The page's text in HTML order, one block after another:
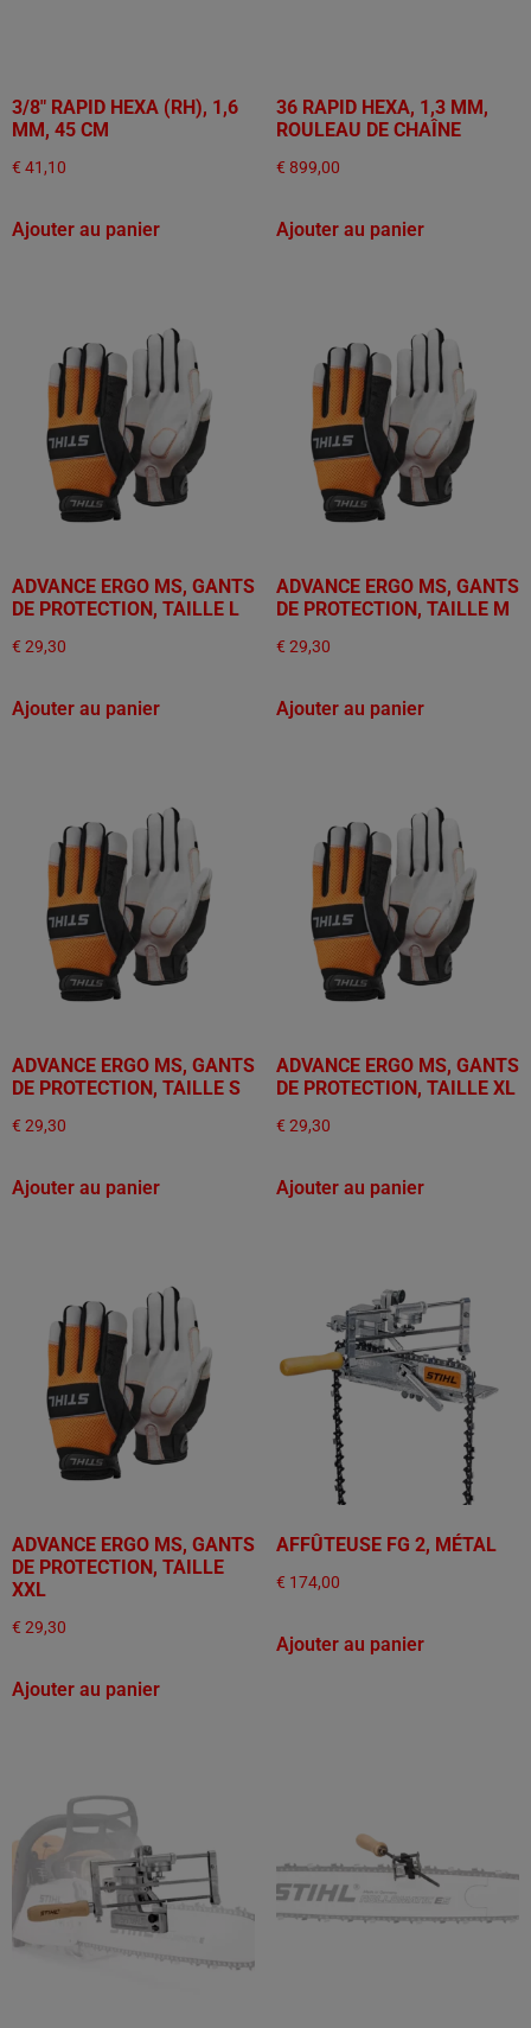
3/8" RAPID HEXA (RH), 1,6
MM, 45 CM
€ 41,10
Ajouter au panier
36 RAPID HEXA, 1,3 MM,
ROULEAU DE CHAÎNE
€ 899,00
Ajouter au panier
ADVANCE ERGO MS, GANTS
DE PROTECTION, TAILLE L
€ 29,30
Ajouter au panier
ADVANCE ERGO MS, GANTS
DE PROTECTION, TAILLE M
€ 29,30
Ajouter au panier
ADVANCE ERGO MS, GANTS
DE PROTECTION, TAILLE S
€ 29,30
Ajouter au panier
ADVANCE ERGO MS, GANTS
DE PROTECTION, TAILLE XL
€ 29,30
Ajouter au panier
ADVANCE ERGO MS, GANTS
DE PROTECTION, TAILLE
XXL
€ 29,30
Ajouter au panier
AFFÛTEUSE FG 2, MÉTAL
€ 174,00
Ajouter au panier